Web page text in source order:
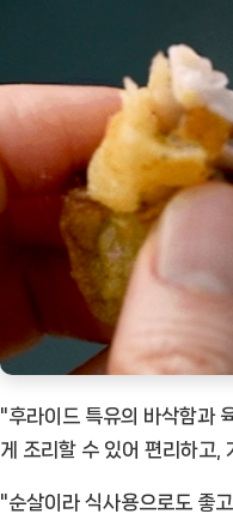
"후라이드 특유의 바삭함과
게 조리할 수 있어 편리하고
"순살이라 식사용으로도 좋